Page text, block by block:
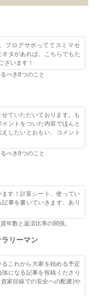
ブログサボっててスミマセ
タがあれば、こちらでもた
ざいます！
べき8つのこと
ていただいております。も
ントをついた内容でほんと
したいとおもい、コメント
べき8つのこと
す！計算シート、使ってい
事を書いていきます。あり
年数と返済比率の関係。
リーマン
これから大家を始める予定
になる記事を投稿くださり
家目線での安全への配慮)や